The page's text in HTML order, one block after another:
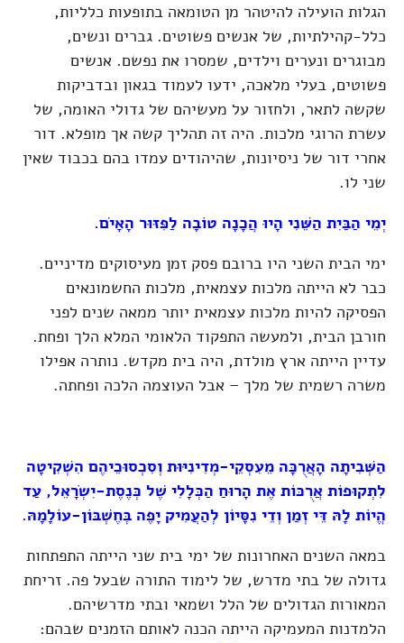
הגלות הועילה להיטהר מן הטומאה בתופעות כלליות,
כלל-קהילתיות, של אנשים פשוטים. גברים ונשים,
מבוגרים ונערים וילדים, שמסרו את נפשם. אנשים
פשוטים, בעלי מלאכה, ידעו לעמוד בגאון ובדביקות
שקשה לתאר, ולחזור על מעשיהם של גדולי האומה, של
עשרת הרוגי מלכות. היה זה תהליך קשה אך מופלא. דור
אחרי דור של ניסיונות, שהיהודים עמדו בהם בכבוד שאין
שני לו.
יְמֵי הַבַּיִת הַשֵּׁנִי הָיוּ הֲכָנָה טוֹבָה לַפִּזּוּר הָאָיֹם.
ימי הבית השני היו ברובם פסק זמן מעיסוקים מדיניים.
כבר לא הייתה מלכות עצמאית, מלכות החשמונאים
הפסיקה להיות מלכות עצמאית יותר ממאה שנים לפני
חורבן הבית, ולמעשה התפקוד הלאומי המלא הלך ופחת.
עדיין הייתה ארץ מולדת, היה בית מקדש. נותרה אפילו
משרה רשמית של מלך – אבל העוצמה הלכה ופחתה.
הַשְּׁבִיתָה הָאֲרֻכָּה מֵעִסְקֵי-מְדִינִיּוּת וְסִכְסוּכֵיהֶם הִשְׁקִיטָה
לִתְקוּפוֹת אֲרֻכּוֹת אֶת הָרוּחַ הַכְּלָלִי שֶׁל כְּנֶסֶת-יִשְׂרָאֵל, עַד
הֱיוֹת לָהּ דֵּי זְמַן וְדֵי נִסָּיוֹן לְהַעֲמִיק יָפֶה בְּחֶשְׁבּוֹן-עוֹלָמָהּ.
במאה השנים האחרונות של ימי בית שני הייתה התפתחות
גדולה של בתי מדרש, של לימוד התורה שבעל פה. זריחת
המאורות הגדולים של הלל ושמאי ובתי מדרשיהם.
הלמדנות המעמיקה הייתה הכנה לאותם הזמנים שבהם: